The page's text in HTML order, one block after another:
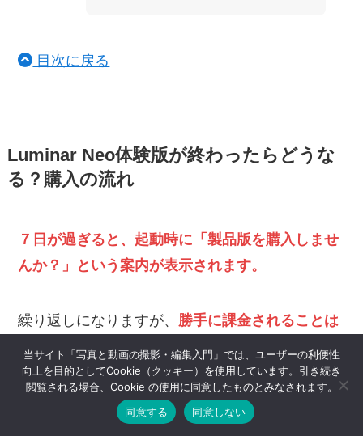
目次に戻る
Luminar Neo体験版が終わったらどうな
る？購入の流れ
７日が過ぎると、起動時に「製品版を購入しませ
んか？」という案内が表示されます。
繰り返しになりますが、 勝手に課金されることは
ありません。買わなければ機能が使えなくなるだ
けなので、気軽に試して大丈夫です。
「気に入ったから買おう」となったら、流れは次
当サイト「写真と動画の撮影・編集入門」では、ユーザーの利便性
向上を目的としてCookie（クッキー）を使用しています。引き続き
閲覧される場合、Cookie の使用に同意したものとみなされます。
同意する
同意しない